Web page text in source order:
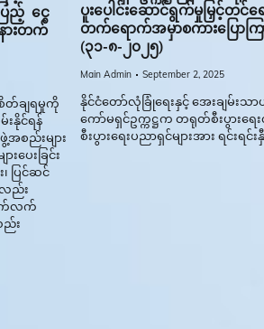
ြည့် ငွေ
ားတက်
တ်ချရမှုကို
းနိုင်ရန်
ည်းများ
ပေးခြင်း
ပြင်ဆင်
လည်း
က်လက်
ည်း
ပူးပေါင်းဆောင်ရွက်မှုမြှင့်တ
တက်ရောက်အမှာစကားပြောကြ
(၃၁-၈-၂၀၂၅)
Main Admin September 2, 2025
နိုင်ငံတော်လုံခြုံရေးနှင့် အေးချမ်းသာ
ကော်မရှင်ဥက္ကဋ္ဌက တရုတ်စီးပွားရေးလု
စီးပွားရေးပညာရှင်များအား ရင်းရ